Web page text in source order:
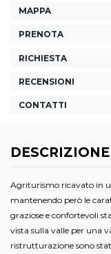
MAPPA
PRENOTA
RICHIESTA
RECENSIONI
CONTATTI
DESCRIZIONE
Agriturismo ricavato in
mantenendo però le
graziose e confortevoli
vista sulla valle per una
ristrutturazione sono